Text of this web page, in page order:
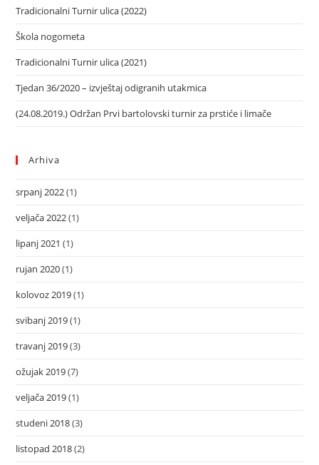
Tradicionalni Turnir ulica (2022)
Škola nogometa
Tradicionalni Turnir ulica (2021)
Tjedan 36/2020 – izvještaj odigranih utakmica
(24.08.2019.) Održan Prvi bartolovski turnir za prstiće i limače
Arhiva
srpanj 2022(1)
veljača 2022(1)
lipanj 2021 (1)
rujan 2020(1)
kolovoz 2019(1)
svibanj 2019(1)
travanj 2019(3)
ožujak 2019(7)
veljača 2019(1)
studeni 2018(3)
listopad 2018(2)